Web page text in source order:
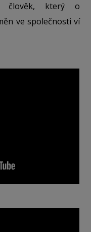
člověk, který o
ve společnosti ví